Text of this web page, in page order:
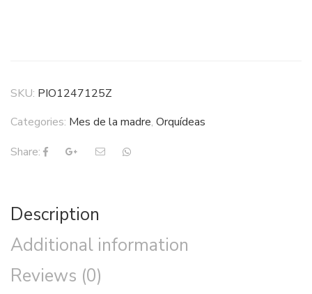
SKU: PIO1247125Z
Categories: Mes de la madre, Orquídeas
Share:
Description
Additional information
Reviews (0)